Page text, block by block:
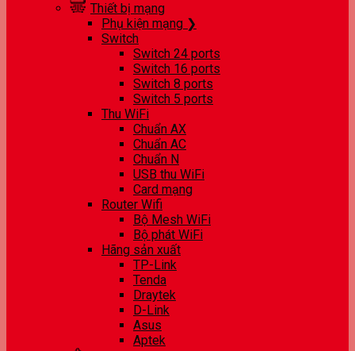
Thiết bị mạng
Phụ kiện mạng ❯
Switch
Switch 24 ports
Switch 16 ports
Switch 8 ports
Switch 5 ports
Thu WiFi
Chuẩn AX
Chuẩn AC
Chuẩn N
USB thu WiFi
Card mạng
Router Wifi
Bộ Mesh WiFi
Bộ phát WiFi
Hãng sản xuất
TP-Link
Tenda
Draytek
D-Link
Asus
Aptek